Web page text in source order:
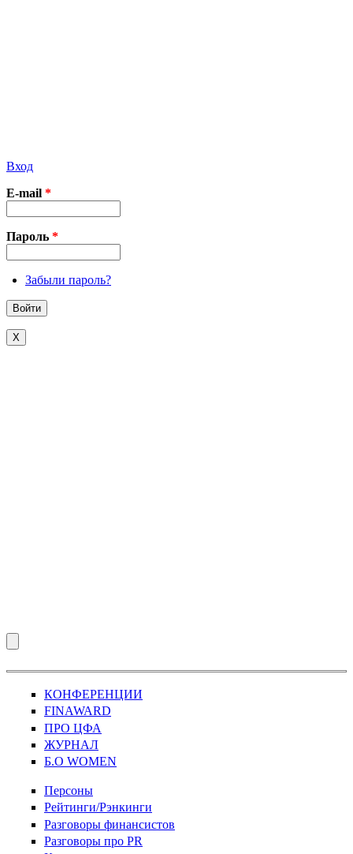
Вход
E-mail *
Пароль *
Забыли пароль?
X
КОНФЕРЕНЦИИ
FINAWARD
ПРО ЦФА
ЖУРНАЛ
Б.О WOMEN
Персоны
Рейтинги/Рэнкинги
Разговоры финансистов
Разговоры про PR